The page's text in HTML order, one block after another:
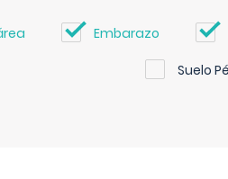
Embarazo
Suelo